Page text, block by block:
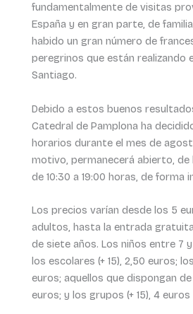
fundamentalmente de visitas
España y en gran parte, de
habido un gran número de
peregrinos que están realizando
Santiago.
Debido a estos buenos
Catedral de Pamplona ha
horarios durante el mes de
motivo, permanecerá abierto, de
de 10:30 a 19:00 horas, de forma
Los precios varían desde los 5
adultos, hasta la entrada
de siete años. Los niños entre 7
los escolares (+ 15), 2,50 euros;
euros; aquellos que dispongan
euros; y los grupos (+ 15), 4 euros